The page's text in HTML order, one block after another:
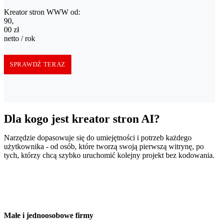
Kreator stron WWW od:
90,00 zł netto / rok
90,
00 zł
netto / rok
SPRAWDŹ TERAZ
Dla kogo jest kreator stron AI?
Narzędzie dopasowuje się do umiejętności i potrzeb każdego
użytkownika - od osób, które tworzą swoją pierwszą witrynę, po
tych, którzy chcą szybko uruchomić kolejny projekt bez kodowania.
Małe i jednoosobowe firmy